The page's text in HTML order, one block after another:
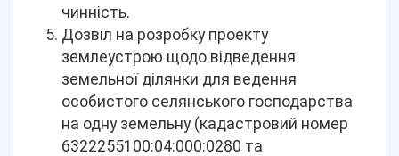
чинність.
Дозвіл на розробку проекту
землеустрою щодо відведення
земельної ділянки для ведення
особистого селянського господарства
на одну земельну (кадастровий номер
6322255100:04:000:0280 та